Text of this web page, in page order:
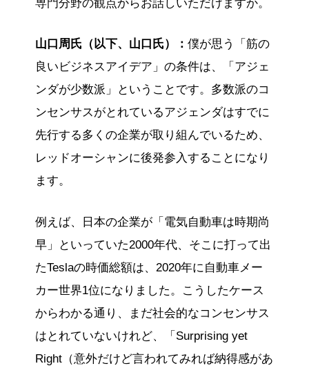
専門分野の観点からお話しいただけますか。
山口周氏（以下、山口氏）： 僕が思う「筋の
良いビジネスアイデア」の条件は、「アジェ
ンダが少数派」ということです。多数派のコ
ンセンサスがとれているアジェンダはすでに
先行する多くの企業が取り組んでいるため、
レッドオーシャンに後発参入することになり
ます。
例えば、日本の企業が「電気自動車は時期尚
早」といっていた2000年代、そこに打って出
たTeslaの時価総額は、2020年に自動車メー
カー世界1位になりました。こうしたケース
からわかる通り、まだ社会的なコンセンサス
はとれていないけれど、「Surprising yet
Right（意外だけど言われてみれば納得感があ